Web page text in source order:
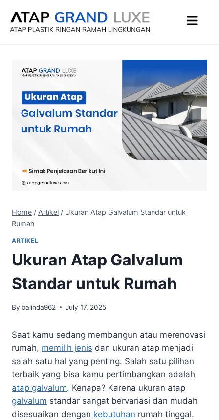
Home / Artikel / Ukuran Atap Galvalum Standar untuk
Rumah
ARTIKEL
Ukuran Atap Galvalum
Standar untuk Rumah
By balinda962 July 17, 2025
Saat kamu sedang membangun atau merenovasi
rumah, memilih jenis dan ukuran atap menjadi
salah satu hal yang penting. Salah satu pilihan
terbaik yang bisa kamu pertimbangkan adalah
atap galvalum. Kenapa? Karena ukuran atap
galvalum standar sangat bervariasi dan mudah
disesuaikan dengan kebutuhan rumah tinggal.